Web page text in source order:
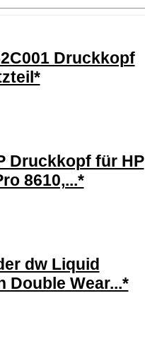
Druckkopf
Druckkopf für HP
8610,...*
dw Liquid
Double Wear...*